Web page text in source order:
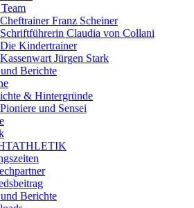
Cheftrainer Franz Scheiner
Schriftführerin Claudia von Collani
Die Kindertrainer
Kassenwart Jürgen Stark
Berichte
& Hintergründe
Pioniere und Sensei
Berichte